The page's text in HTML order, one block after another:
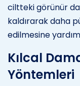
ciltteki görünür
kaldırarak daha
edilmesine
Kılcal
Yöntemleri